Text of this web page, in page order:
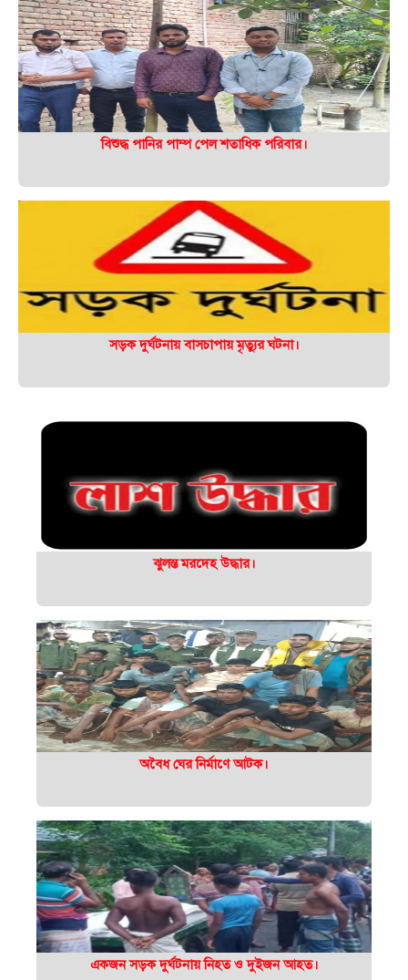
বিশুদ্ধ পানির পাম্প পেল শতাধিক পরিবার।
সড়ক দুর্ঘটনায় বাসচাপায় মৃত্যুর ঘটনা।
ঝুলন্ত মরদেহ উদ্ধার।
অবৈধ ঘের নির্মাণে আটক।
একজন সড়ক দুর্ঘটনায় নিহত ও দুইজন আহত।